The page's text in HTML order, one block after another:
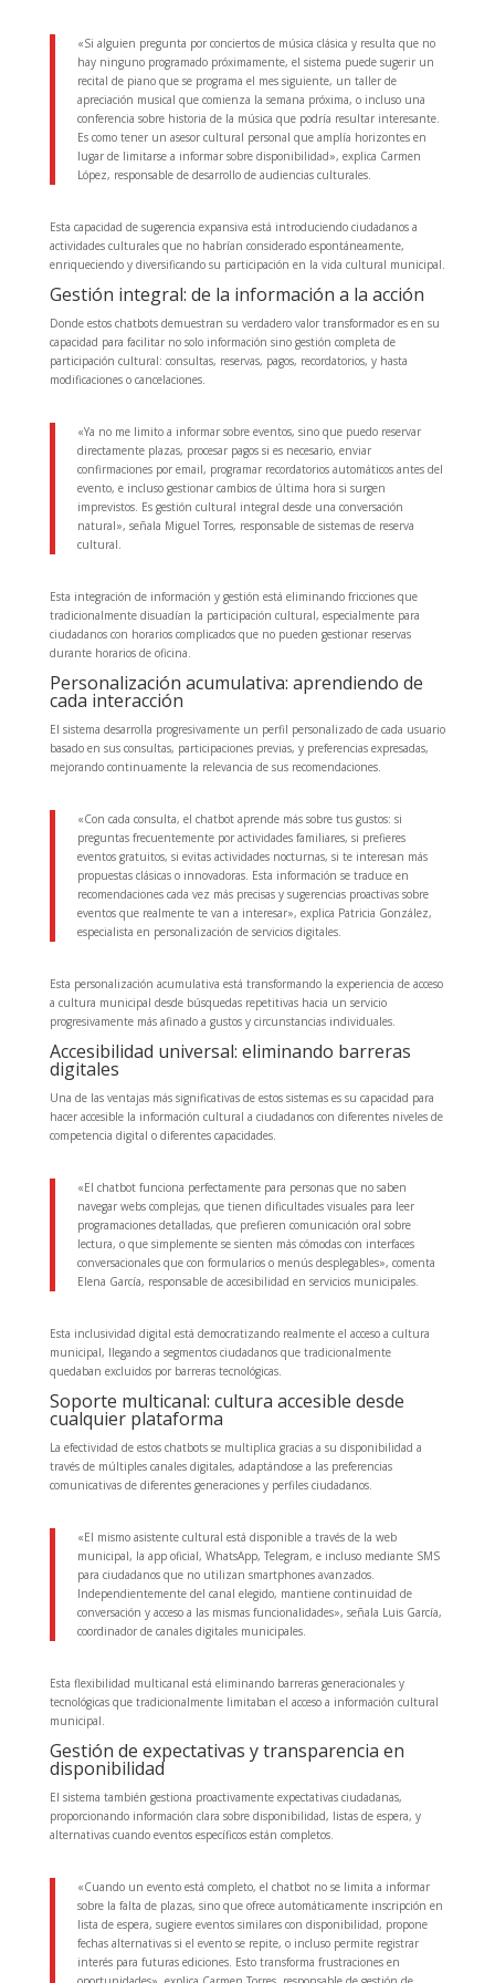
«Si alguien pregunta por conciertos de música clásica y resulta que no
hay ninguno programado próximamente, el sistema puede sugerir un
recital de piano que se programa el mes siguiente, un taller de
apreciación musical que comienza la semana próxima, o incluso una
conferencia sobre historia de la música que podría resultar interesante.
Es como tener un asesor cultural personal que amplía horizontes en
lugar de limitarse a informar sobre disponibilidad», explica Carmen
López, responsable de desarrollo de audiencias culturales.
Esta capacidad de sugerencia expansiva está introduciendo ciudadanos a
actividades culturales que no habrían considerado espontáneamente,
enriqueciendo y diversificando su participación en la vida cultural municipal.
Gestión integral: de la información a la acción
Donde estos chatbots demuestran su verdadero valor transformador es en su
capacidad para facilitar no solo información sino gestión completa de
participación cultural: consultas, reservas, pagos, recordatorios, y hasta
modificaciones o cancelaciones.
«Ya no me limito a informar sobre eventos, sino que puedo reservar
directamente plazas, procesar pagos si es necesario, enviar
confirmaciones por email, programar recordatorios automáticos antes del
evento, e incluso gestionar cambios de última hora si surgen
imprevistos. Es gestión cultural integral desde una conversación
natural», señala Miguel Torres, responsable de sistemas de reserva
cultural.
Esta integración de información y gestión está eliminando fricciones que
tradicionalmente disuadían la participación cultural, especialmente para
ciudadanos con horarios complicados que no pueden gestionar reservas
durante horarios de oficina.
Personalización acumulativa: aprendiendo de
cada interacción
El sistema desarrolla progresivamente un perfil personalizado de cada usuario
basado en sus consultas, participaciones previas, y preferencias expresadas,
mejorando continuamente la relevancia de sus recomendaciones.
«Con cada consulta, el chatbot aprende más sobre tus gustos: si
preguntas frecuentemente por actividades familiares, si prefieres
eventos gratuitos, si evitas actividades nocturnas, si te interesan más
propuestas clásicas o innovadoras. Esta información se traduce en
recomendaciones cada vez más precisas y sugerencias proactivas sobre
eventos que realmente te van a interesar», explica Patricia González,
especialista en personalización de servicios digitales.
Esta personalización acumulativa está transformando la experiencia de acceso
a cultura municipal desde búsquedas repetitivas hacia un servicio
progresivamente más afinado a gustos y circunstancias individuales.
Accesibilidad universal: eliminando barreras
digitales
Una de las ventajas más significativas de estos sistemas es su capacidad para
hacer accesible la información cultural a ciudadanos con diferentes niveles de
competencia digital o diferentes capacidades.
«El chatbot funciona perfectamente para personas que no saben
navegar webs complejas, que tienen dificultades visuales para leer
programaciones detalladas, que prefieren comunicación oral sobre
lectura, o que simplemente se sienten más cómodas con interfaces
conversacionales que con formularios o menús desplegables», comenta
Elena García, responsable de accesibilidad en servicios municipales.
Esta inclusividad digital está democratizando realmente el acceso a cultura
municipal, llegando a segmentos ciudadanos que tradicionalmente
quedaban excluidos por barreras tecnológicas.
Soporte multicanal: cultura accesible desde
cualquier plataforma
La efectividad de estos chatbots se multiplica gracias a su disponibilidad a
través de múltiples canales digitales, adaptándose a las preferencias
comunicativas de diferentes generaciones y perfiles ciudadanos.
«El mismo asistente cultural está disponible a través de la web
municipal, la app oficial, WhatsApp, Telegram, e incluso mediante SMS
para ciudadanos que no utilizan smartphones avanzados.
Independientemente del canal elegido, mantiene continuidad de
conversación y acceso a las mismas funcionalidades», señala Luis García,
coordinador de canales digitales municipales.
Esta flexibilidad multicanal está eliminando barreras generacionales y
tecnológicas que tradicionalmente limitaban el acceso a información cultural
municipal.
Gestión de expectativas y transparencia en
disponibilidad
El sistema también gestiona proactivamente expectativas ciudadanas,
proporcionando información clara sobre disponibilidad, listas de espera, y
alternativas cuando eventos específicos están completos.
«Cuando un evento está completo, el chatbot no se limita a informar
sobre la falta de plazas, sino que ofrece automáticamente inscripción en
lista de espera, sugiere eventos similares con disponibilidad, propone
fechas alternativas si el evento se repite, o incluso permite registrar
interés para futuras ediciones. Esto transforma frustraciones en